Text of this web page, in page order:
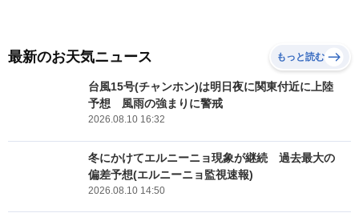
最新のお天気ニュース もっと読む
台風15号(チャンホン)は明日夜に関東付近に上陸
予想 風雨の強まりに警戒
2026.08.10 16:32
冬にかけてエルニーニョ現象が継続 過去最大の
偏差予想(エルニーニョ監視速報)
2026.08.10 14:50